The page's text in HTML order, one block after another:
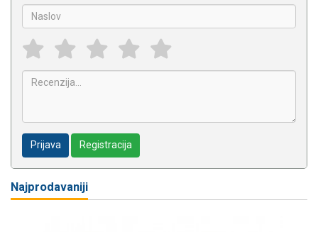
Prijava Registracija
Najprodavaniji